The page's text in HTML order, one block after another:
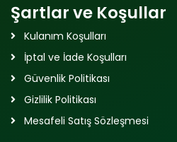
Şartlar ve Koşullar
Kulanım Koşulları
İptal ve İade Koşulları
Güvenlik Politikası
Gizlilik Politikası
Mesafeli Satış Sözleşmesi